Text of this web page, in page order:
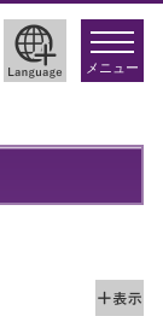
toggle
メニュー